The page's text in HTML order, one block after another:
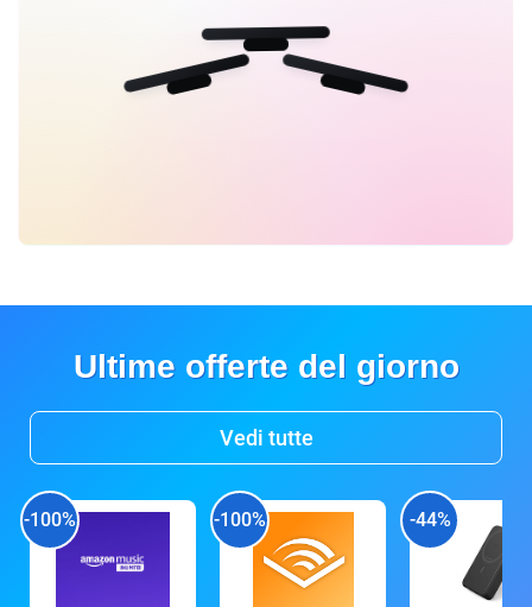
Ultime offerte del giorno
Vedi tutte
-100% -100% -44%